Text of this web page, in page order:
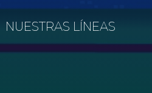
NUESTRAS LÍNEAS